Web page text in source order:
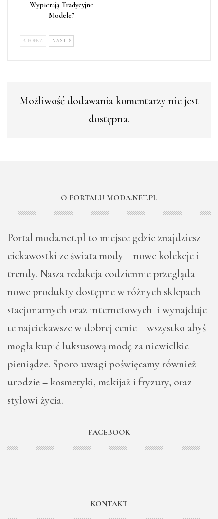
Wypierają Tradycyjne
Modele?
POPRZ NAST
Możliwość dodawania komentarzy nie jest
dostępna.
O PORTALU MODA.NET.PL
Portal moda.net.pl to miejsce gdzie znajdziesz
ciekawostki ze świata mody – nowe kolekcje i
trendy. Nasza redakcja codziennie przegląda
nowe produkty dostępne w różnych sklepach
stacjonarnych oraz internetowych i wynajduje
te najciekawsze w dobrej cenie – wszystko abyś
mogła kupić luksusową modę za niewielkie
pieniądze. Sporo uwagi poświęcamy również
urodzie – kosmetyki, makijaż i fryzury, oraz
stylowi życia.
FACEBOOK
KONTAKT